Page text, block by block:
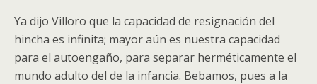
Ya dijo Villoro que la capacidad de resignación del
hincha es infinita; mayor aún es nuestra capacidad
para el autoengaño, para separar herméticamente el
mundo adulto del de la infancia. Bebamos, pues a la